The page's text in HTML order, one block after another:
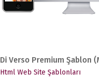
Html Web Site Şablonları